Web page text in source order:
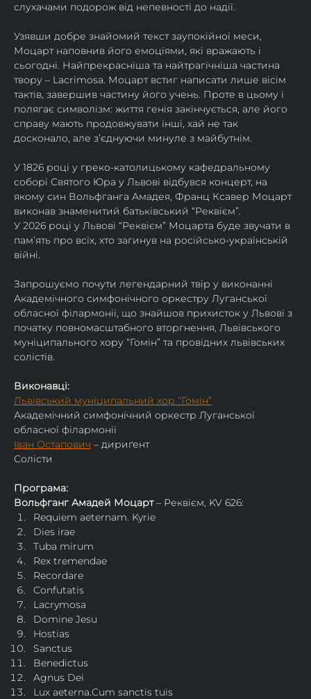
слухачами подорож від непевності до надії.
Узявши добре знайомий текст заупокійної меси,
Моцарт наповнив його емоціями, які вражають і
сьогодні. Найпрекрасніша та найтрагічніша частина
твору – Lacrimosa. Моцарт встиг написати лише вісім
тактів, завершив частину його учень. Проте в цьому і
полягає символізм: життя генія закінчується, але його
справу мають продовжувати інші, хай не так
досконало, але зʼєднуючи минуле з майбутнім.
У 1826 році у греко-католицькому кафедральному
соборі Святого Юра у Львові відбувся концерт, на
якому син Вольфганга Амадея, Франц Ксавер Моцарт
виконав знаменитий батьківський “Реквієм”.
У 2026 році у Львові “Реквієм” Моцарта буде звучати в
памʼять про всіх, хто загинув на російсько-українській
війні.
Запрошуємо почути легендарний твір у виконанні
Академічного симфонічного оркестру Луганської
обласної філармонії, що знайшов прихисток у Львові з
початку повномасштабного вторгнення, Львівського
муніципального хору “Гомін” та провідних львівських
солістів.
Виконавці:
Львівський муніципальний хор “Гомін”
Академічний симфонічний оркестр Луганської
обласної філармонії
Іван Остапович – дириґент
Солісти
Програма:
Вольфганг Амадей Моцарт – Реквієм, KV 626:
Requiem aeternam. Kyrie
Dies irae
Tuba mirum
Rex tremendae
Recordare
Confutatis
Lacrymosa
Domine Jesu
Hostias
Sanctus
Benedictus
Agnus Dei
Lux aeterna.Cum sanctis tuis